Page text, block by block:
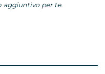
aggiuntivo per te.